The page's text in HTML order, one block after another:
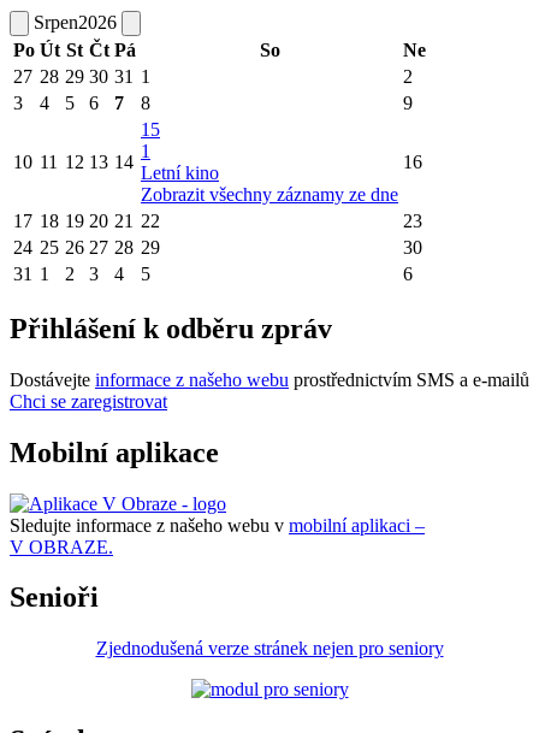
Srpen2026
Po Út St Čt Pá So
Ne
27 28 29 30 31 1
2
3
4 5 6 7 8 9
10 11 12 13 14
15
1
Letní kino
Zobrazit všechny záznamy ze dne
16
17 18 19 20 21 22
23
24 25 26 27 28 29
30
31 1 2 3 4 5 6
Přihlášení k odběru zpráv
Dostávejte informace z našeho webu prostřednictvím SMS a e-mailů
Chci se zaregistrovat
Mobilní aplikace
Sledujte informace z našeho webu v mobilní aplikaci –
V OBRAZE.
Senioři
Zjednodušená verze stránek nejen pro seniory